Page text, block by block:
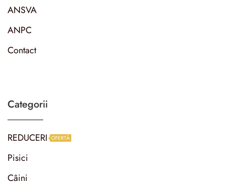
ANSVA
ANPC
Contact
Categorii
REDUCERI OFERTĂ
Pisici
Câini